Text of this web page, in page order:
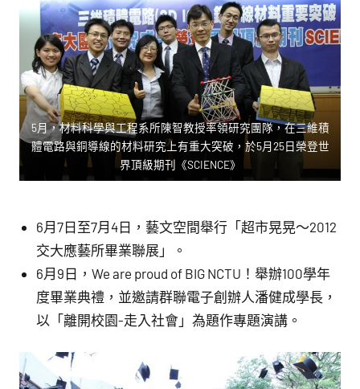
5月，材料科學與工程系所陳智教授率領研究團隊，在三維積
體電路與銅導線的材料研究上有重大突破，於5月25日榮登世
界頂級期刊《SCIENCE》
6月7日至7月4日，藝文空間舉行「超市晃晃～2012
交大應藝所畢業聯展」。
6月9日，We are proud of BIG NCTU！舉辦100學年
度畢業典禮，並邀請群聯電子創辦人潘健成學長，
以「離開校園-走入社會」為題作專題演講。